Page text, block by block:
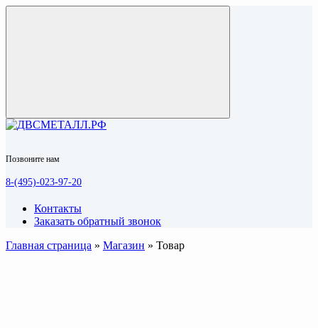
Позвоните нам
8-(495)-023-97-20
Контакты
Заказать обратный звонок
Главная страница » Магазин » Товар